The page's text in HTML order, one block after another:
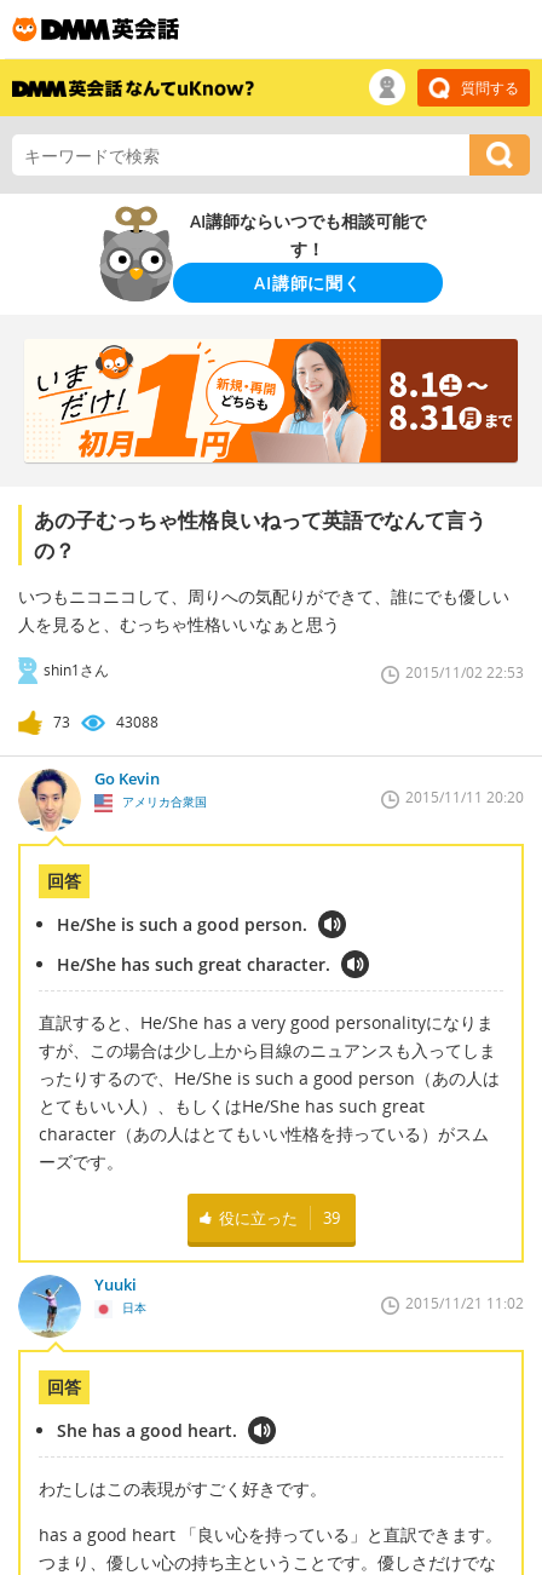
質問する
AI講師ならいつでも相談可能で
す！
AI講師に聞く
あの子むっちゃ性格良いねって英語でなんて言う
の？
いつもニコニコして、周りへの気配りができて、誰にでも優しい
人を見ると、むっちゃ性格いいなぁと思う
shin1さん 2015/11/02 22:53
73 43088
Go Kevin
アメリカ合衆国 2015/11/11 20:20
回答
He/She is such a good person.
He/She has such great character.
直訳すると、He/She has a very good personalityになりま
すが、この場合は少し上から目線のニュアンスも入ってしま
ったりするので、He/She is such a good person（あの人は
とてもいい人）、もしくはHe/She has such great
character（あの人はとてもいい性格を持っている）がスム
ーズです。
役に立った 39
Yuuki
日本 2015/11/21 11:02
回答
She has a good heart.
わたしはこの表現がすごく好きです。
has a good heart 「良い心を持っている」と直訳できます。
つまり、優しい心の持ち主ということです。優しさだけでな